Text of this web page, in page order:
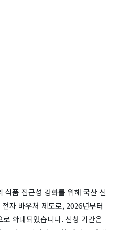
식품 접근성 강화를 위해 국산 신
자 바우처 제도로, 2026년부터
확대되었습니다. 신청 기간은